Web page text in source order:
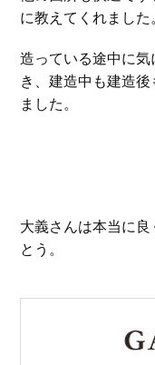
に教えてくれました
造っている途中に
き、建造中も建造
ました。
大義さんは本当に
とう。